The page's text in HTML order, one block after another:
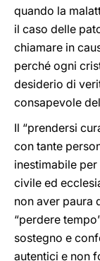
quando la
il caso delle
chiamare in
perché ogni
desiderio di
consapevole
Il “prendersi
con tante
inestimabile
civile ed
non aver paura
“perdere
sostegno e
autentici e non